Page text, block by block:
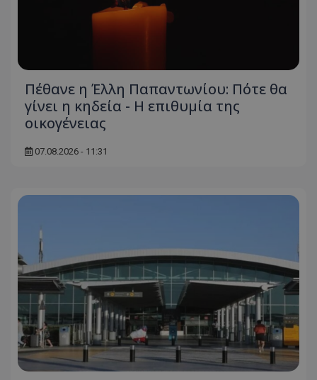
Πέθανε η Έλλη Παπαντωνίου: Πότε θα
γίνει η κηδεία - Η επιθυμία της
οικογένειας
07.08.2026 - 11:31